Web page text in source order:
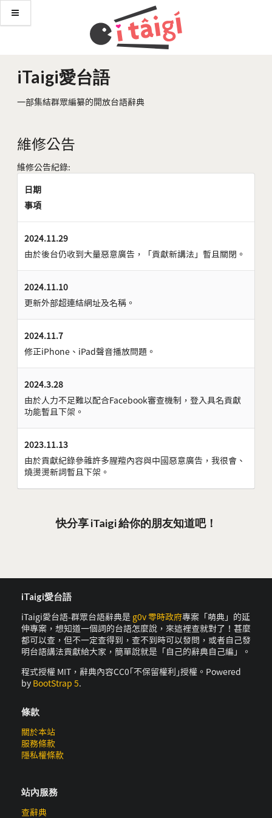
iTaigi愛台語
一部集結群眾編纂的開放台語辭典
維修公告
維修公告紀錄:
日期
事項
2024.11.29
由於後台仍收到大量惡意廣告，「貢獻新講法」暫且關閉。
2024.11.10
更新外部超連結網址及名稱。
2024.11.7
修正iPhone、iPad聲音播放問題。
2024.3.28
由於人力不足難以配合Facebook審查機制，登入具名貢獻
功能暫且下架。
2023.11.13
由於貢獻紀錄參雜許多腥羶內容與中國惡意廣告，我很會、
燒燙燙新詞暫且下架。
快分享 iTaigi 給你的朋友知道吧！
iTaigi愛台語
iTaigi愛台語-群眾台語辭典是 g0v 零時政府專案「萌典」的延
伸專案，想知道一個詞的台語怎麼說，來這裡查就對了！甚麼
都可以查，但不一定查得到，查不到時可以發問，或者自己發
明台語講法貢獻給大家，簡單說就是「自己的辭典自己編」。
程式授權 MIT，辭典內容CC0｢不保留權利｣授權。Powered
by BootStrap 5.
條款
關於本站
服務條款
隱私權條款
站內服務
查辭典